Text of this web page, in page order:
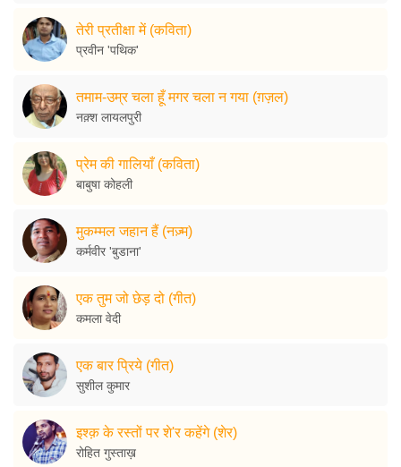
तेरी प्रतीक्षा में (कविता)
प्रवीन 'पथिक'
तमाम-उम्र चला हूँ मगर चला न गया (ग़ज़ल)
नक़्श लायलपुरी
प्रेम की गालियाँ (कविता)
बाबुषा कोहली
मुकम्मल जहान हैं (नज़्म)
कर्मवीर 'बुडाना'
एक तुम जो छेड़ दो (गीत)
कमला वेदी
एक बार प्रिये (गीत)
सुशील कुमार
इश्क़ के रस्तों पर शे'र कहेंगे (शेर)
रोहित गुस्ताख़